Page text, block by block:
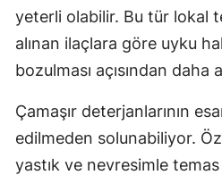
yeterli olabilir. Bu tür lokal
alınan ilaçlara göre uyku
bozulması açısından daha
Çamaşır deterjanlarının
edilmeden solunabiliyor.
yastık ve nevresimle